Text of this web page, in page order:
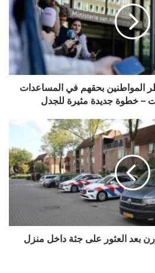
المواطنين بحقهم في المساعدات
– خطوة جديدة مثيرة للجدل
بعد العثور على جثة داخل منزل